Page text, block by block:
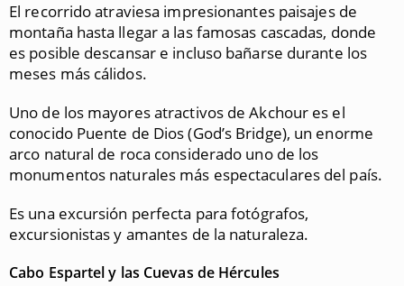
El recorrido atraviesa impresionantes paisajes de
montaña hasta llegar a las famosas cascadas, donde
es posible descansar e incluso bañarse durante los
meses más cálidos.
Uno de los mayores atractivos de Akchour es el
conocido Puente de Dios (God’s Bridge), un enorme
arco natural de roca considerado uno de los
monumentos naturales más espectaculares del país.
Es una excursión perfecta para fotógrafos,
excursionistas y amantes de la naturaleza.
Cabo Espartel y las Cuevas de Hércules